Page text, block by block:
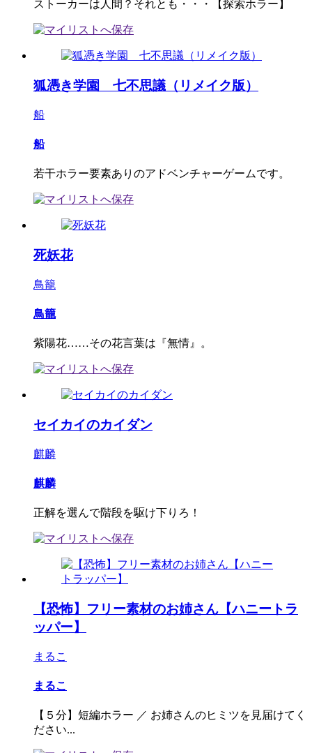
ストーカーは人間？それとも・・・【探索ホラー】
狐憑き学園 七不思議（リメイク版）
船
船
若干ホラー要素ありのアドベンチャーゲームです。
死妖花
鳥籠
鳥籠
紫陽花……その花言葉は『無情』。
セイカイのカイダン
麒麟
麒麟
正解を選んで階段を駆け下りろ！
【恐怖】フリー素材のお姉さん【ハニートラ
ッパー】
まるこ
まるこ
【５分】短編ホラー ／ お姉さんのヒミツを見届けてく
ださい...